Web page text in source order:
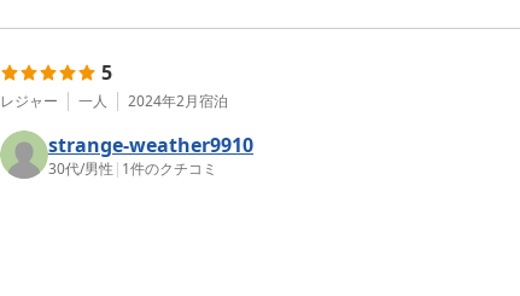
5
レジャー 一人 2024年2月宿泊
strange-weather9910
30代/男性 | 1件のクチコミ